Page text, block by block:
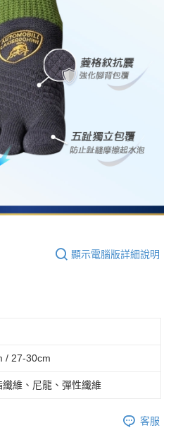
顯示電腦版詳細說明
/ 27-30cm
纖維、尼龍、彈性纖維
客服